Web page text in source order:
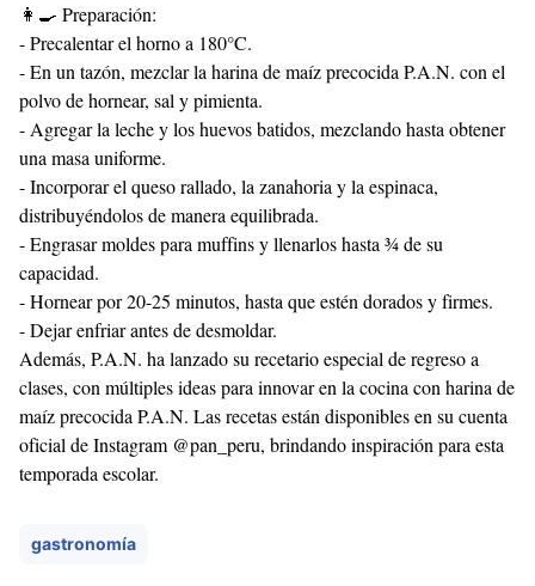
👩‍🍳 Preparación:
- Precalentar el horno a 180°C.
- En un tazón, mezclar la harina de maíz precocida P.A.N. con el
polvo de hornear, sal y pimienta.
- Agregar la leche y los huevos batidos, mezclando hasta obtener
una masa uniforme.
- Incorporar el queso rallado, la zanahoria y la espinaca,
distribuyéndolos de manera equilibrada.
- Engrasar moldes para muffins y llenarlos hasta ¾ de su
capacidad.
- Hornear por 20-25 minutos, hasta que estén dorados y firmes.
- Dejar enfriar antes de desmoldar.
Además, P.A.N. ha lanzado su recetario especial de regreso a
clases, con múltiples ideas para innovar en la cocina con harina de
maíz precocida P.A.N. Las recetas están disponibles en su cuenta
oficial de Instagram @pan_peru, brindando inspiración para esta
temporada escolar.
gastronomía